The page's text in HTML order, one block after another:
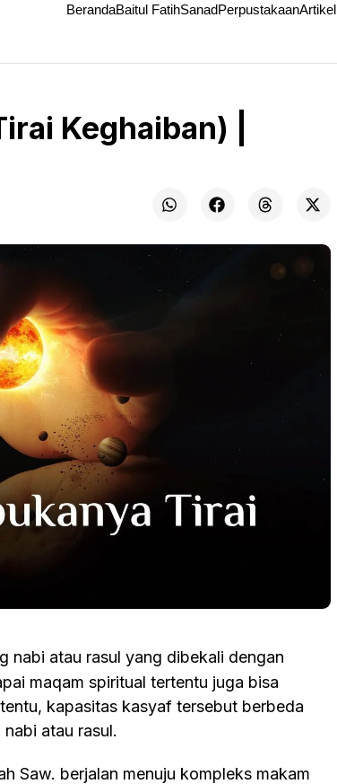
BerandaBaitul FatihSanadPerpustakaanArtikel
Keghaiban) |
nabi atau rasul yang dibekali dengan
maqam spiritual tertentu juga bisa
kapasitas kasyaf tersebut berbeda
atau rasul.